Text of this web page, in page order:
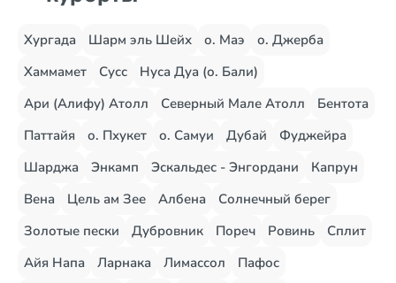
Хургада Шарм эль Шейх о. Маэ
о. Джерба
Хаммамет
Сусс
Нуса Дуа (о. Бали)
Ари (Алифу) Атолл
Северный Мале Атолл
Бентота
Паттайя
о. Пхукет о. Самуи Дубай
Фуджейра
Шарджа
Энкамп Эскальдес - Энгордани
Капрун
Вена
Цель ам Зее Албена
Солнечный берег
Золотые пески
Дубровник Пореч Ровинь
Сплит
Айя Напа
Ларнака Лимассол
Пафос